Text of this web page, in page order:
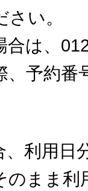
い。
は、
、予約番
、利用日
のまま利